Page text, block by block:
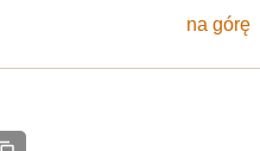
na górę